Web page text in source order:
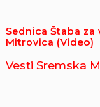
Sednica Štaba za
Mitrovica (Video)
Vesti Sremska